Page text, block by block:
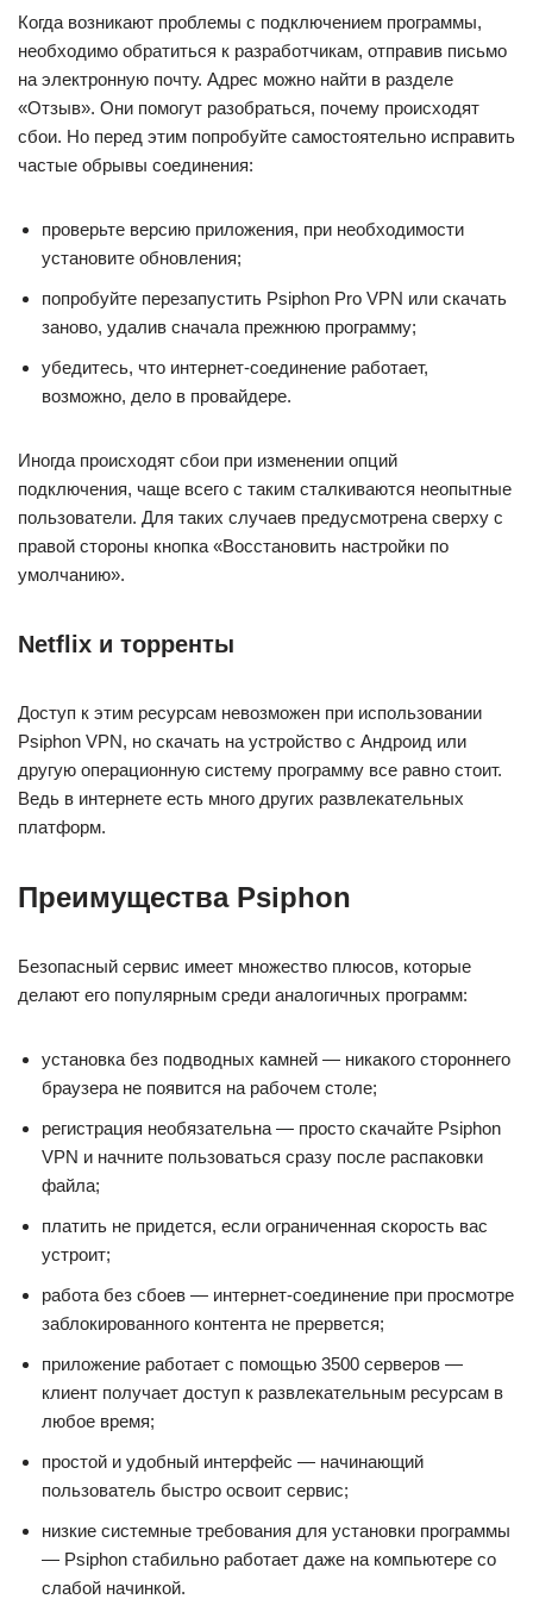
Когда возникают проблемы с подключением программы,
необходимо обратиться к разработчикам, отправив письмо
на электронную почту. Адрес можно найти в разделе
«Отзыв». Они помогут разобраться, почему происходят
сбои. Но перед этим попробуйте самостоятельно исправить
частые обрывы соединения:
проверьте версию приложения, при необходимости
установите обновления;
попробуйте перезапустить Psiphon Pro VPN или скачать
заново, удалив сначала прежнюю программу;
убедитесь, что интернет-соединение работает,
возможно, дело в провайдере.
Иногда происходят сбои при изменении опций
подключения, чаще всего с таким сталкиваются неопытные
пользователи. Для таких случаев предусмотрена сверху с
правой стороны кнопка «Восстановить настройки по
умолчанию».
Netflix и торренты
Доступ к этим ресурсам невозможен при использовании
Psiphon VPN, но скачать на устройство с Андроид или
другую операционную систему программу все равно стоит.
Ведь в интернете есть много других развлекательных
платформ.
Преимущества Psiphon
Безопасный сервис имеет множество плюсов, которые
делают его популярным среди аналогичных программ:
установка без подводных камней — никакого стороннего
браузера не появится на рабочем столе;
регистрация необязательна — просто скачайте Psiphon
VPN и начните пользоваться сразу после распаковки
файла;
платить не придется, если ограниченная скорость вас
устроит;
работа без сбоев — интернет-соединение при просмотре
заблокированного контента не прервется;
приложение работает с помощью 3500 серверов —
клиент получает доступ к развлекательным ресурсам в
любое время;
простой и удобный интерфейс — начинающий
пользователь быстро освоит сервис;
низкие системные требования для установки программы
— Psiphon стабильно работает даже на компьютере со
слабой начинкой.